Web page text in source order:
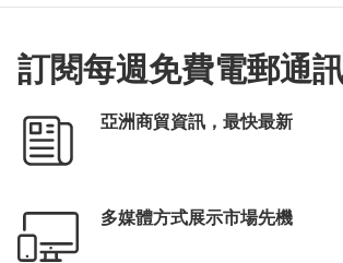
訂閱每週免費電郵通
亞洲商貿資訊，最快最新
多媒體方式展示市場先機